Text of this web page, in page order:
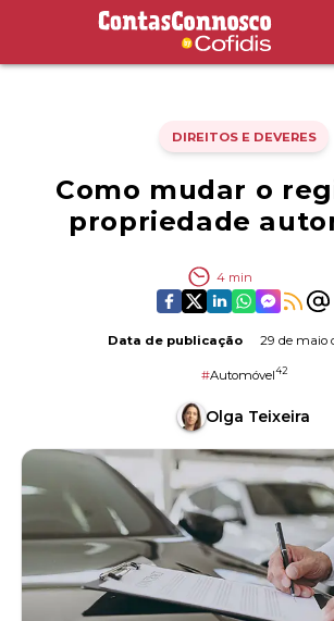
Contas Connosco by Cofidis
DIREITOS E DEVERES
Como mudar o
propriedade
4 min
Data de publicação 29 de maio
#Automóvel42
Olga Teixeira